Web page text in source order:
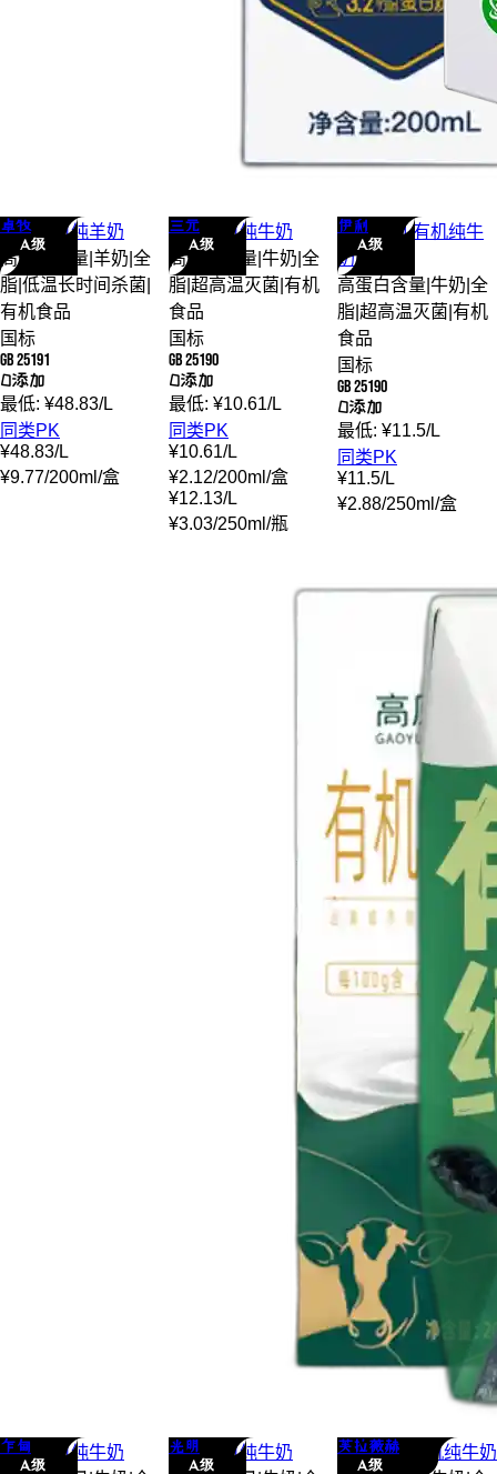
卓牧
A级
卓牧 有机纯羊奶
高蛋白含量 羊奶 全
脂 低温长时间杀菌
有机食品
国标
GB 25191
0添加
最低: ¥48.83/L
同类PK
¥48.83/L
¥9.77/200ml /盒
三元
A级
三元 有机纯牛奶
高蛋白含量 牛奶 全
脂 超高温灭菌 有机
食品
国标
GB 25190
0添加
最低: ¥10.61/L
同类PK
¥10.61/L
¥2.12/200ml /盒
¥12.13/L
¥3.03/250ml /瓶
伊利
A级
伊利 金典 有机纯牛
奶
高蛋白含量 牛奶 全
脂 超高温灭菌 有机
食品
国标
GB 25190
0添加
最低: ¥11.5/L
同类PK
¥11.5/L
¥2.88/250ml /盒
乍甸
A级
乍甸 有机纯牛奶
光明
A级
光明 有机纯牛奶
芙拉薇赫
A级
芙拉薇赫 有机纯牛奶